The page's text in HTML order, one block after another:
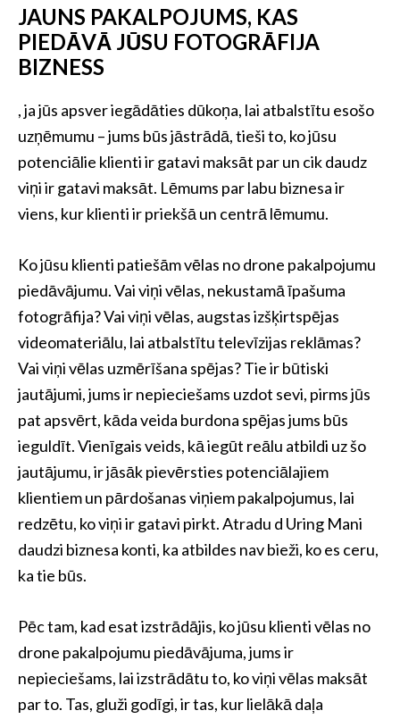
JAUNS PAKALPOJUMS, KAS
PIEDĀVĀ JŪSU FOTOGRĀFIJA
BIZNESS
, ja jūs apsver iegādāties dūkoņa, lai atbalstītu esošo
uzņēmumu – jums būs jāstrādā, tieši to, ko jūsu
potenciālie klienti ir gatavi maksāt par un cik daudz
viņi ir gatavi maksāt. Lēmums par labu biznesa ir
viens, kur klienti ir priekšā un centrā lēmumu.
Ko jūsu klienti patiešām vēlas no drone pakalpojumu
piedāvājumu. Vai viņi vēlas, nekustamā īpašuma
fotogrāfija? Vai viņi vēlas, augstas izšķirtspējas
videomateriālu, lai atbalstītu televīzijas reklāmas?
Vai viņi vēlas uzmērīšana spējas? Tie ir būtiski
jautājumi, jums ir nepieciešams uzdot sevi, pirms jūs
pat apsvērt, kāda veida burdona spējas jums būs
ieguldīt. Vienīgais veids, kā iegūt reālu atbildi uz šo
jautājumu, ir jāsāk pievērsties potenciālajiem
klientiem un pārdošanas viņiem pakalpojumus, lai
redzētu, ko viņi ir gatavi pirkt. Atradu d Uring Mani
daudzi biznesa konti, ka atbildes nav bieži, ko es ceru,
ka tie būs.
Pēc tam, kad esat izstrādājis, ko jūsu klienti vēlas no
drone pakalpojumu piedāvājuma, jums ir
nepieciešams, lai izstrādātu to, ko viņi vēlas maksāt
par to. Tas, gluži godīgi, ir tas, kur lielākā daļa